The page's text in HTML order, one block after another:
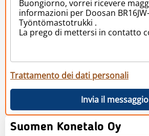
Trattamento dei dati personali
Invia il messaggio
Suomen Konetalo Oy